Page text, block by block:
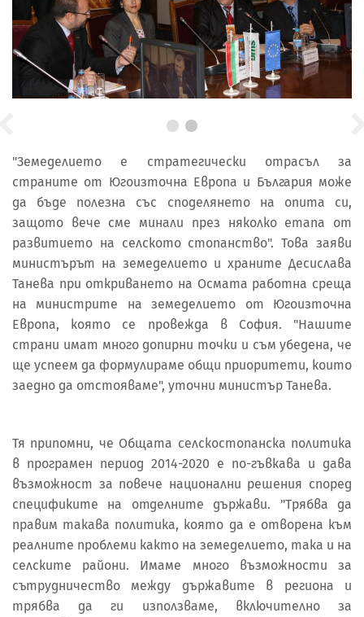
"Земеделието е стратегически отрасъл за
страните от Югоизточна Европа и България може
да бъде полезна със споделянето на опита си,
защото вече сме минали през няколко етапа от
развитието на селското стопанство". Това заяви
министърът на земеделието и храните Десислава
Танева при откриването на Осмата работна среща
на министрите на земеделието от Югоизточна
Европа, която се провежда в София. "Нашите
страни имат много допирни точки и съм убедена, че
ще успеем да формулираме общи приоритети, които
заедно да отстояваме", уточни министър Танева.
Тя припомни, че Общата селскостопанска политика
в програмен период 2014-2020 е по-гъвкава и дава
възможност за повече национални решения според
спецификите на отделните държави. "Трябва да
правим такава политика, която да е отворена към
реалните проблеми както на земеделието, така и на
селските райони. Имаме много възможности за
сътрудничество между държавите в региона и
трябва да ги използваме, включително за